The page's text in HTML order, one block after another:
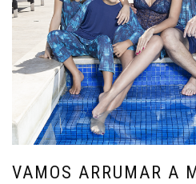
VAMOS ARRUMAR A